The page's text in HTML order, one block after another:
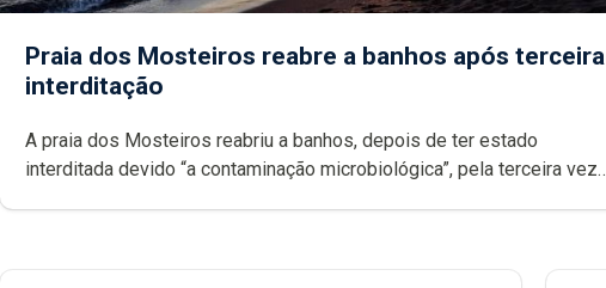
Praia dos Mosteiros reabre a banhos após terceira
interditação
A praia dos Mosteiros reabriu a banhos, depois de ter estado
interditada devido “a contaminação microbiológica”, pela terceira vez